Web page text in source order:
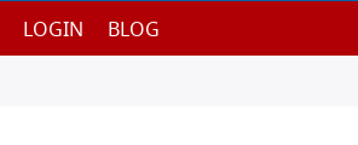
LOGIN BLOG